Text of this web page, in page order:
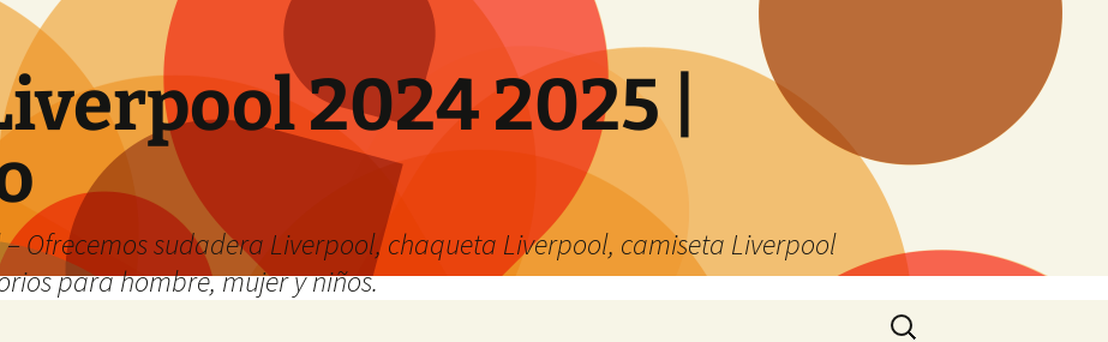
2024 2025 |
Ofrecemos sudadera Liverpool, chaqueta Liverpool, camiseta Liverpool
para hombre, mujer y niños.
Buscar: